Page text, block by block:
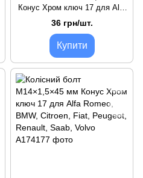
Конус Хром ключ 17 для Alfa
Romeo, BMW, Citroen, Fiat,
Peugeot, Renault, Saab, Volvo
36 грн/шт.
Купити